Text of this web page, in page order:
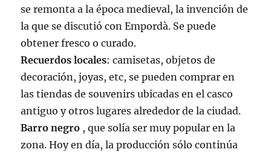
se remonta a la época medieval, la invención de
la que se discutió con Empordà. Se puede
obtener fresco o curado.
Recuerdos locales: camisetas, objetos de
decoración, joyas, etc, se pueden comprar en
las tiendas de souvenirs ubicadas en el casco
antiguo y otros lugares alrededor de la ciudad.
Barro negro , que solía ser muy popular en la
zona. Hoy en día, la producción sólo continúa